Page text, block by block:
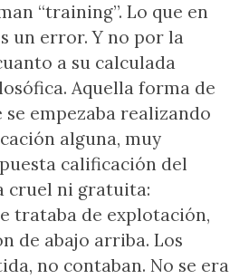
“training”. Lo que en
un error. Y no por la
a su calculada
Aquella forma de
se empezaba realizando
alguna, muy
calificación del
cruel ni gratuita:
trataba de explotación,
de abajo arriba. Los
no contaban. No se era